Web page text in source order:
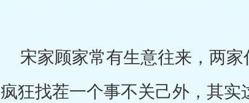
宋家顾家常有生意往来，两家
疯狂找茬一个事不关己外，其